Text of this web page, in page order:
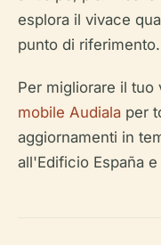
esplora il vivace
punto di riferimento.
Per migliorare il tuo
mobile Audiala per
aggiornamenti in
all'Edificio España